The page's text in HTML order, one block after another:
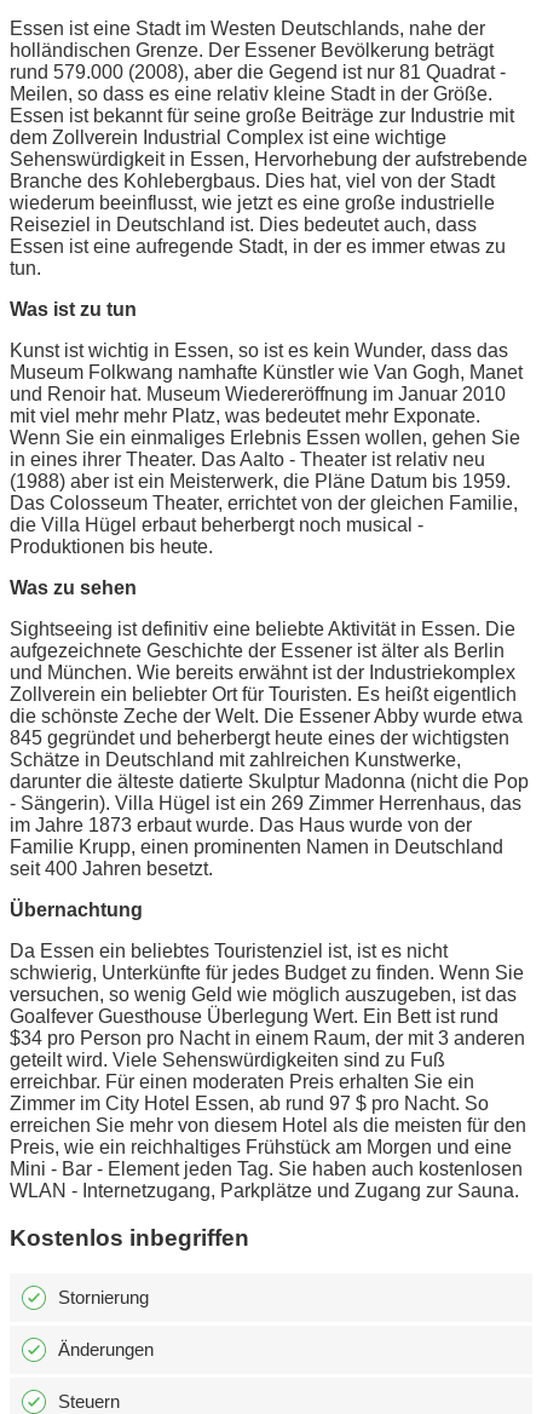
Essen ist eine Stadt im Westen Deutschlands, nahe der
holländischen Grenze. Der Essener Bevölkerung beträgt
rund 579.000 (2008), aber die Gegend ist nur 81 Quadrat -
Meilen, so dass es eine relativ kleine Stadt in der Größe.
Essen ist bekannt für seine große Beiträge zur Industrie mit
dem Zollverein Industrial Complex ist eine wichtige
Sehenswürdigkeit in Essen, Hervorhebung der aufstrebende
Branche des Kohlebergbaus. Dies hat, viel von der Stadt
wiederum beeinflusst, wie jetzt es eine große industrielle
Reiseziel in Deutschland ist. Dies bedeutet auch, dass
Essen ist eine aufregende Stadt, in der es immer etwas zu
tun.
Was ist zu tun
Kunst ist wichtig in Essen, so ist es kein Wunder, dass das
Museum Folkwang namhafte Künstler wie Van Gogh, Manet
und Renoir hat. Museum Wiedereröffnung im Januar 2010
mit viel mehr mehr Platz, was bedeutet mehr Exponate.
Wenn Sie ein einmaliges Erlebnis Essen wollen, gehen Sie
in eines ihrer Theater. Das Aalto - Theater ist relativ neu
(1988) aber ist ein Meisterwerk, die Pläne Datum bis 1959.
Das Colosseum Theater, errichtet von der gleichen Familie,
die Villa Hügel erbaut beherbergt noch musical -
Produktionen bis heute.
Was zu sehen
Sightseeing ist definitiv eine beliebte Aktivität in Essen. Die
aufgezeichnete Geschichte der Essener ist älter als Berlin
und München. Wie bereits erwähnt ist der Industriekomplex
Zollverein ein beliebter Ort für Touristen. Es heißt eigentlich
die schönste Zeche der Welt. Die Essener Abby wurde etwa
845 gegründet und beherbergt heute eines der wichtigsten
Schätze in Deutschland mit zahlreichen Kunstwerke,
darunter die älteste datierte Skulptur Madonna (nicht die Pop
- Sängerin). Villa Hügel ist ein 269 Zimmer Herrenhaus, das
im Jahre 1873 erbaut wurde. Das Haus wurde von der
Familie Krupp, einen prominenten Namen in Deutschland
seit 400 Jahren besetzt.
Übernachtung
Da Essen ein beliebtes Touristenziel ist, ist es nicht
schwierig, Unterkünfte für jedes Budget zu finden. Wenn Sie
versuchen, so wenig Geld wie möglich auszugeben, ist das
Goalfever Guesthouse Überlegung Wert. Ein Bett ist rund
$34 pro Person pro Nacht in einem Raum, der mit 3 anderen
geteilt wird. Viele Sehenswürdigkeiten sind zu Fuß
erreichbar. Für einen moderaten Preis erhalten Sie ein
Zimmer im City Hotel Essen, ab rund 97 $ pro Nacht. So
erreichen Sie mehr von diesem Hotel als die meisten für den
Preis, wie ein reichhaltiges Frühstück am Morgen und eine
Mini - Bar - Element jeden Tag. Sie haben auch kostenlosen
WLAN - Internetzugang, Parkplätze und Zugang zur Sauna.
Kostenlos inbegriffen
Stornierung
Änderungen
Steuern